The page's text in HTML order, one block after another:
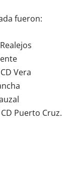
fueron:
Vera
Puerto Cruz.